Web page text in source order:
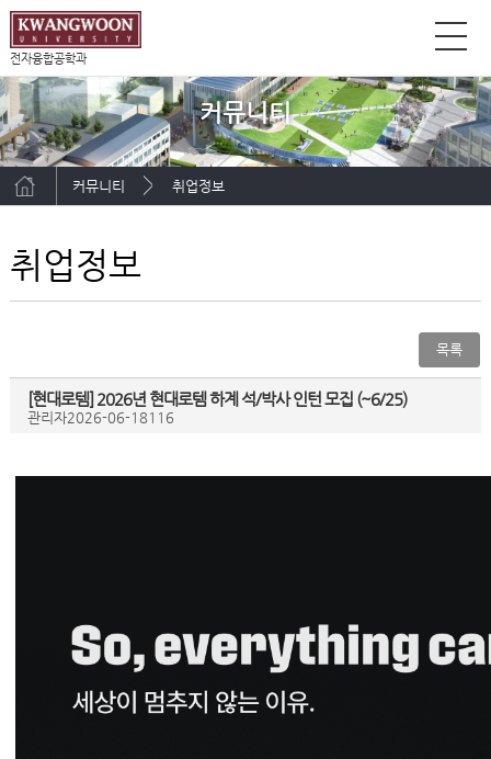
전자융합공학과
커뮤니티
커뮤니티 취업정보
취업정보
목록
[현대로템] 2026년 현대로템 하계 석/박사 인턴 모집 (~6/25)
관리자2026-06-18116